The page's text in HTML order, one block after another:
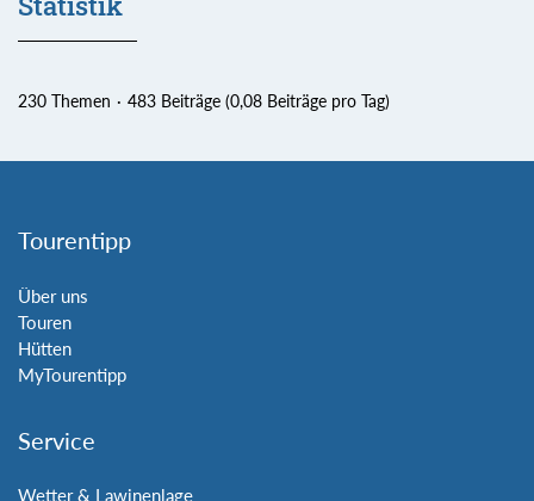
230 Themen 483 Beiträge (0,08 Beiträge pro Tag)
Tourentipp
Über uns
Touren
Hütten
MyTourentipp
Service
Wetter & Lawinenlage